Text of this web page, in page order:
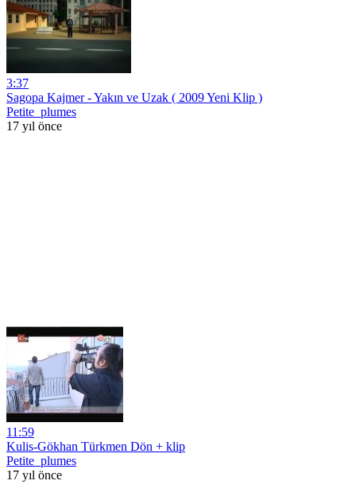
3:37
Sagopa Kajmer - Yakın ve Uzak ( 2009 Yeni Klip )
Petite_plumes
17 yıl önce
11:59
Kulis-Gökhan Türkmen Dön + klip
Petite_plumes
17 yıl önce